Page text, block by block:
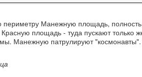
периметру Манежную площадь,
площадь - туда пускают только
Манежную патрулируют "космонавты".